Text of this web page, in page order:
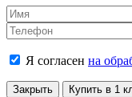
Я согласен на
Закрыть Купить в 1